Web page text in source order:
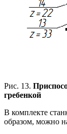
Рис. 13.
гребенкой
В комплекте
образом, можно